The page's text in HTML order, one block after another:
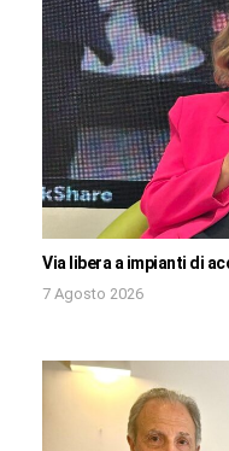
Via libera a impianti di
7 Agosto 2026